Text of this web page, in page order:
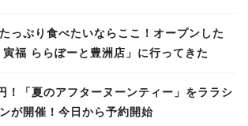
っぷり食べたいならここ！オープンした
寅福 ららぽーと豊洲店」に行ってきた
！「夏のアフターヌーンティー」をララシ
が開催！今日から予約開始